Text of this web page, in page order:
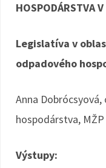
HOSPODÁRSTVA V
Legislatíva v
odpadového
Anna
hospodárstva, MŽP
Výstupy: